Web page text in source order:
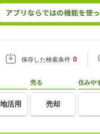
保存した検索条件 0
活用
売る
売却
住みや